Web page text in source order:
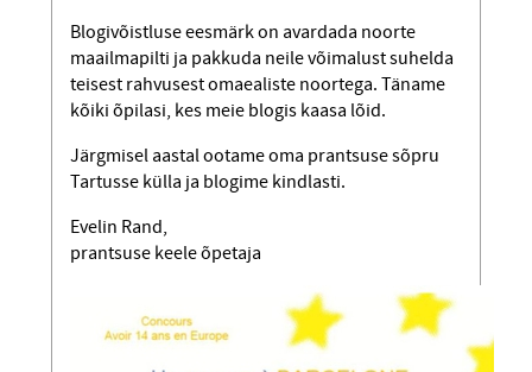
Blogivõistluse eesmärk on avardada noorte
maailmapilti ja pakkuda neile võimalust suhelda
teisest rahvusest omaealiste noortega. Täname
kõiki õpilasi, kes meie blogis kaasa lõid.
Järgmisel aastal ootame oma prantsuse sõpru
Tartusse külla ja blogime kindlasti.
Evelin Rand,
prantsuse keele õpetaja